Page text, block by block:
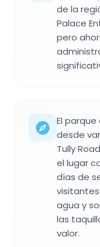
de la
Palace
pero
El
desde
Tully
el lugar
días de
agua y
las
valor.